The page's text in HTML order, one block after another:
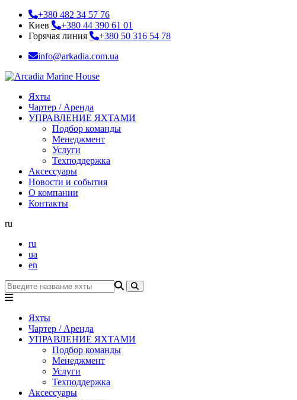
+380 482 34 57 76
Киев
+380 44 390 61 01
Горячая линия
+380 50 316 54 78
info@arkadia.com.ua
Яхты
Чартер / Аренда
УПРАВЛЕНИЕ ЯХТАМИ
Подбор команды
Менеджмент
Услуги
Техподдержка
Аксессуары
Новости и события
О компании
Контакты
ru
ru
ua
en
Яхты
Чартер / Аренда
УПРАВЛЕНИЕ ЯХТАМИ
Подбор команды
Менеджмент
Услуги
Техподдержка
Аксессуары